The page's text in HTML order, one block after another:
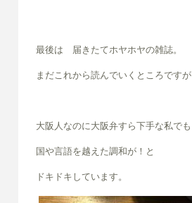
最後は 届きたてホヤホヤの雑誌。
まだこれから読んでいくところですが
大阪人なのに大阪弁すら下手な私でも
国や言語を越えた調和が！と
ドキドキしています。